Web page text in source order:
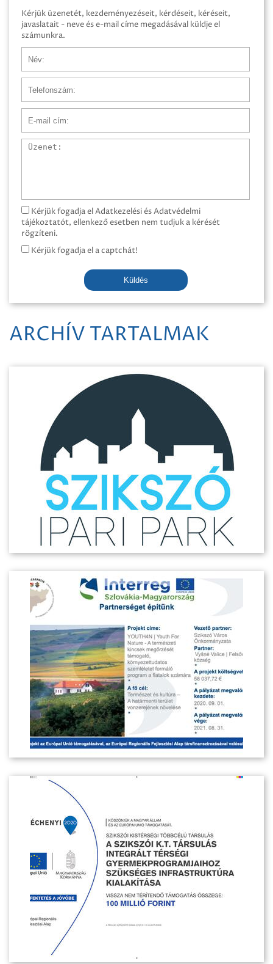
Kérjük üzenetét, kezdeményezéseit, kérdéseit, kéréseit,
javaslatait - neve és e-mail címe megadásával küldje el
számunkra.
Üzenet
Kérjük fogadja el Adatkezelési és Adatvédelmi
tájékoztatót, ellenkező esetben nem tudjuk a kérését
rögzíteni.
Kérjük fogadja el a captchát!
Küldés
ARCHÍV TARTALMAK